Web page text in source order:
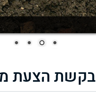
בקשת הצעת